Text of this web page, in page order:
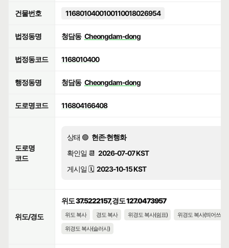
건물번호 1168010400100110018026954
법정동명 청담동 Cheongdam-dong
법정동코드 1168010400
행정동명 청담동 Cheongdam-dong
도로명코드 116804166408
도로명
코드
상태 🟢 현존·현행화
확인일 📆 2026-07-07 KST
게시일 🗓️ 2023-10-15 KST
위도/경도
위도 37.5222157, 경도 127.0473957
위도 복사 경도 복사 위경도 복사(쉼표)
위경도 복사(띄어쓰기)
위경도 복사(슬러시)